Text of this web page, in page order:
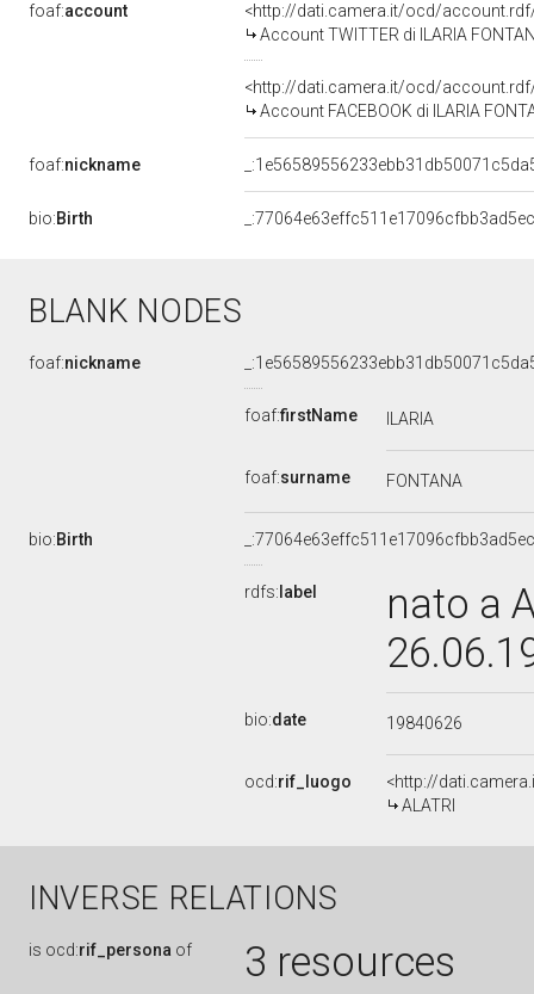
foaf:account
<http://dati.camera.it/ocd/
Account TWITTER di ILARIA
<http://dati.camera.it/ocd/
Account FACEBOOK di ILARIA
foaf:nickname
bio:Birth
BLANK NODES
foaf:nickname
foaf:firstName ILARIA
foaf:surname FONTANA
bio:Birth
rdfs: label
nato a
bio:date 19840626
ocd:rif_luogo
<http://
ALATRI
INVERSE RELATIONS
is ocd:rif_persona of 3 resources